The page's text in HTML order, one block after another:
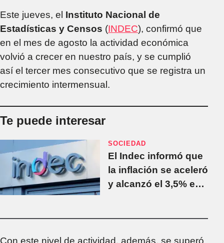
Este jueves, el Instituto Nacional de
Estadísticas y Censos (INDEC), confirmó que
en el mes de agosto la actividad económica
volvió a crecer en nuestro país, y se cumplió
así el tercer mes consecutivo que se registra un
crecimiento intermensual.
Te puede interesar
SOCIEDAD
El Indec informó que
la inflación se aceleró
y alcanzó el 3,5% en
Con este nivel de actividad, además, se superó